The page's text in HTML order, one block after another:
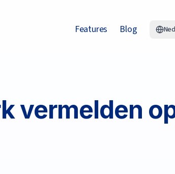
Features Blog
vermelden